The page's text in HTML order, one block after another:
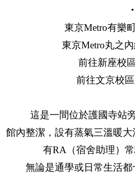
東京Metro有樂
東京Metro丸之
前往新座校區
前往文京校區
這是一間位於護國寺站
館內整潔，設有蒸氣三溫暖大
有RA（宿舍助理）
無論是通學或日常生活都